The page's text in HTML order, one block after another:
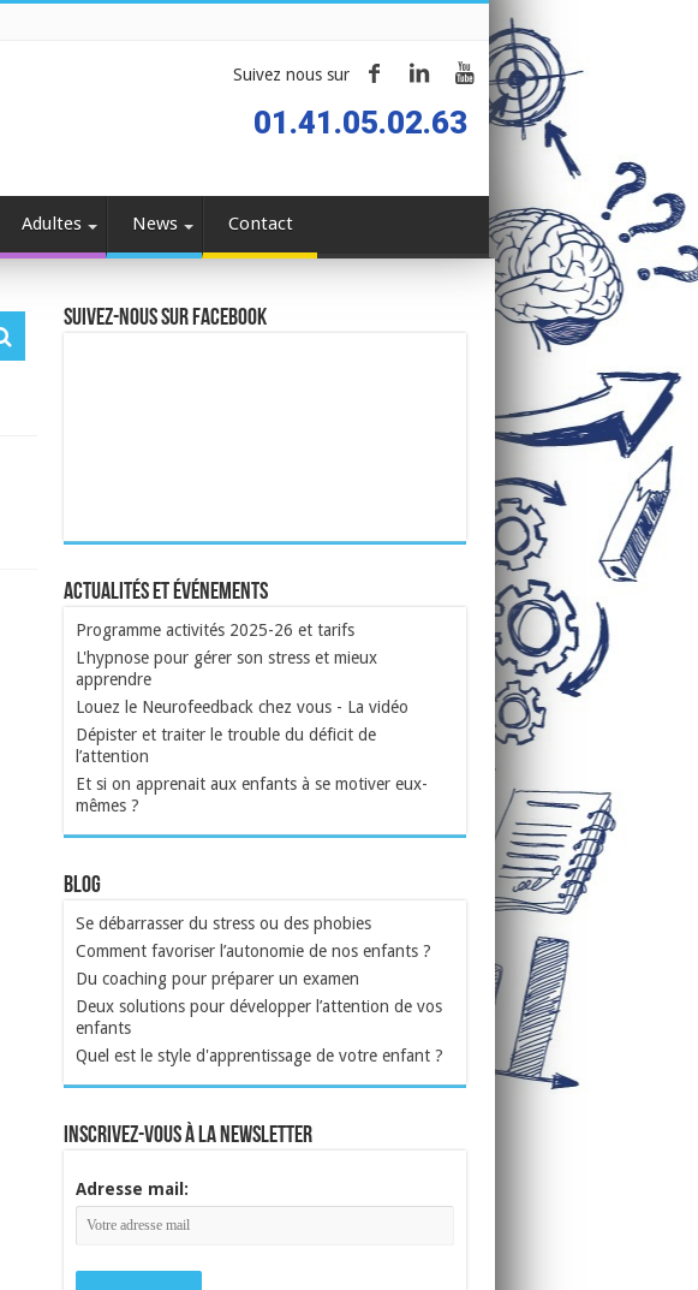
Suivez nous sur
01.41.05.02.63
Adultes News Contact
Suivez-nous sur Facebook
Actualités et événements
Programme activités 2025-26 et tarifs
L'hypnose pour gérer son stress et mieux
apprendre
Louez le Neurofeedback chez vous - La vidéo
Dépister et traiter le trouble du déficit de
l’attention
Et si on apprenait aux enfants à se motiver eux-
mêmes ?
Blog
Se débarrasser du stress ou des phobies
Comment favoriser l’autonomie de nos enfants ?
Du coaching pour préparer un examen
Deux solutions pour développer l’attention de vos
enfants
Quel est le style d'apprentissage de votre enfant ?
inscrivez-vous à la newsletter
Adresse mail: